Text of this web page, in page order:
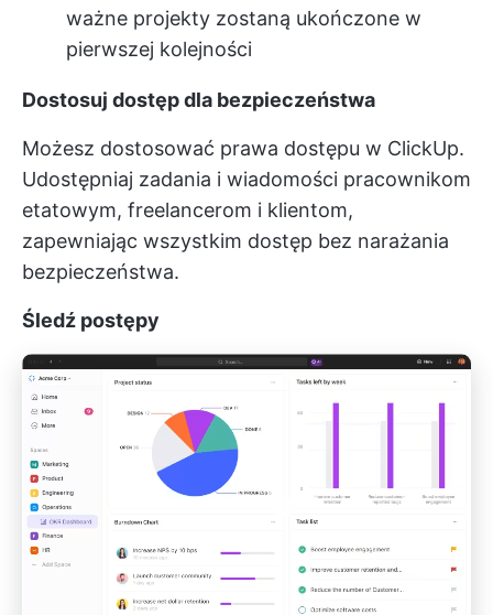
ważne projekty zostaną ukończone w
pierwszej kolejności
Dostosuj dostęp dla bezpieczeństwa
Możesz dostosować prawa dostępu w ClickUp.
Udostępniaj zadania i wiadomości pracownikom
etatowym, freelancerom i klientom,
zapewniając wszystkim dostęp bez narażania
bezpieczeństwa.
Śledź postępy